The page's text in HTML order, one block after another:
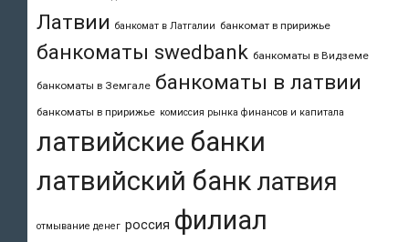
Латвии банкомат в Латгалии банкомат в пририжье
банкоматы swedbank банкоматы в Видземе
банкоматы в Земгале банкоматы в латвии
банкоматы в пририжье комиссия рынка финансов и капитала
латвийские банки
латвийский банк латвия
отмывание денег россия филиал